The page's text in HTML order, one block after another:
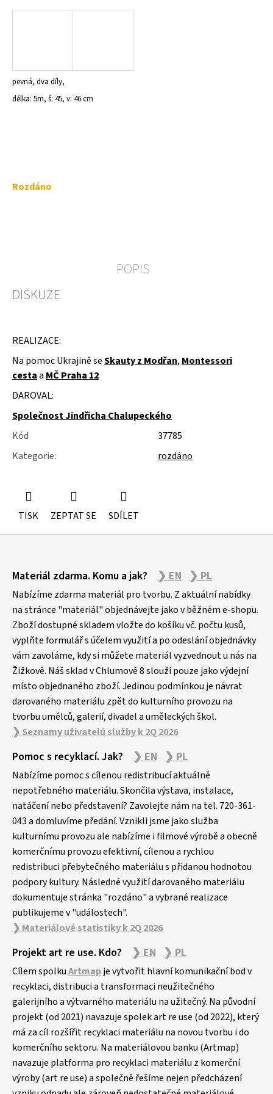
pevná, dva díly,
délka: 5m, š: 45, v: 46 cm
Měrná
Rozdáno
POPIS
DISKUZE
REALIZACE:
Na pomoc Ukrajině seSkauty z Modřan, Montessori
cestaa MČ Praha 12
DAROVAL:
Společnost Jindřicha Chalupeckého
Kód
37785
Kategorie: rozdáno
TISK ZEPTAT SE SDÍLET
a
?
j
e
Z
TOVARNY
NA
MATRACE
Materiál zdarma. Komu a jak? ❯ EN ❯ PL
Nabízíme zdarma materiál pro tvorbu. Z aktuální nabídky
na stránce "materiál" objednávejte jako v běžném e-shopu.
Zboží dostupné skladem vložte do košíku vč. počtu kusů,
vyplňte formulář s účelem využití a po odeslání objednávky
vám zavoláme, kdy si můžete materiál vyzvednout u nás na
Žižkově. Náš sklad v Chlumově 8 slouží pouze jako výdejní
místo objednaného zboží. Jedinou podmínkou je návrat
darovaného materiálu zpět do kulturního provozu na
tvorbu umělců, galerií, divadel a uměleckých škol.
❯ Seznamy uživatelů služby k 2Q 2026
Pomoc s recyklací. Jak? ❯ EN ❯ PL
Nabízíme pomoc s cílenou redistribucí aktuálně
nepotřebného materiálu. Skončila výstava, instalace,
natáčení nebo představení? Zavolejte nám na tel. 720-361-
043 a domluvíme předání. Vznikli jsme jako služba
kulturnímu provozu ale nabízíme i filmové výrobě a obecně
komerčnímu provozu efektivní, cílenou a rychlou
redistribuci přebytečného materiálu s přidanou hodnotou
podpory kultury. Následné využití darovaného materiálu
dokumentuje stránka "rozdáno" a vybrané realizace
publikujeme v "událostech".
❯ Materiálové statistiky k 2Q 2026
Projekt art re use. Kdo? ❯ EN ❯ PL
Cílem spolkuArtmapje vytvořit hlavní komunikační bod v
recyklaci, distribuci a transformaci neužitečného
galerijního a výtvarného materiálu na užitečný. Na původní
projekt (od 2021) navazuje spolek art re use (od 2022), který
má za cíl rozšířit recyklaci materiálu na novou tvorbu i do
komerčního sektoru. Na materiálovou banku (Artmap)
navazuje platforma pro recyklaci materiálu z komerční
výroby (art re use) a společně řešíme nejen předcházení